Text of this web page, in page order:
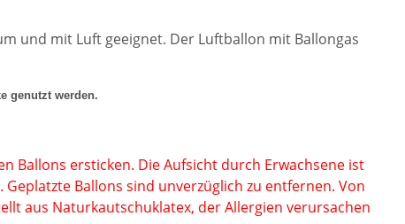
und mit Luft geeignet. Der Luftballon mit Ballongas
genutzt werden.
Ballons ersticken. Die Aufsicht durch Erwachsene ist
Ballons sind unverzüglich zu entfernen. Von
aus Naturkautschuklatex, derAllergien verursachen